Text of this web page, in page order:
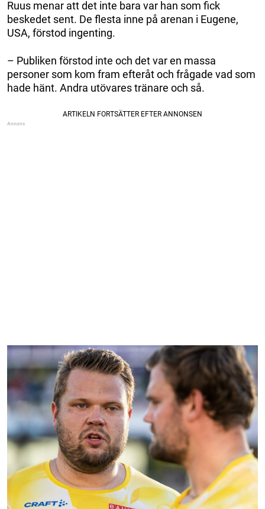
Ruus menar att det inte bara var han som fick
beskedet sent. De flesta inne på arenan i Eugene,
USA, förstod ingenting.
– Publiken förstod inte och det var en massa
personer som kom fram efteråt och frågade vad som
hade hänt. Andra utövares tränare och så.